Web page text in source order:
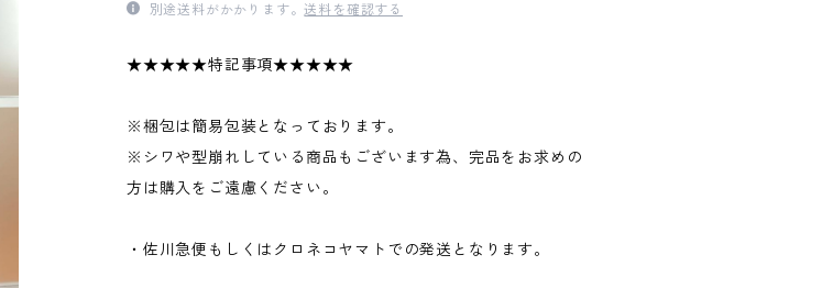
別途送料がかかります。送料を確認する
★★★★★特記事項★★★★★
※梱包は簡易包装となっております。
※シワや型崩れしている商品もございます為、完品をお求めの
方は購入をご遠慮ください。
・佐川急便もしくはクロネコヤマトでの発送となります。